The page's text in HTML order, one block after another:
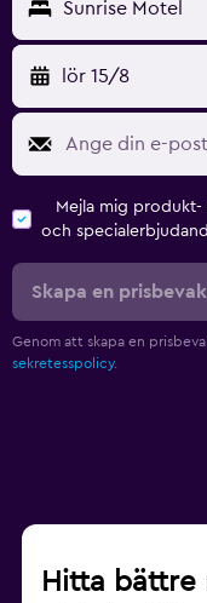
Sunrise Motel
lör 15/8
Mejla mig
och
Skapa en
Genom att skapa en
sekretesspolicy.
Hitta bättre